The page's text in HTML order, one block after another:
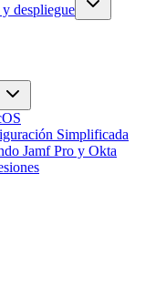
despliegue
Simplificada
Jamf Pro y Okta